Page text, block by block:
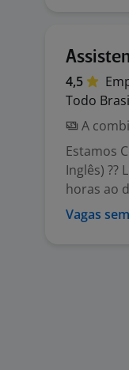
4,5
Todo
A
Estamos
Inglês) ??
horas ao
Vagas